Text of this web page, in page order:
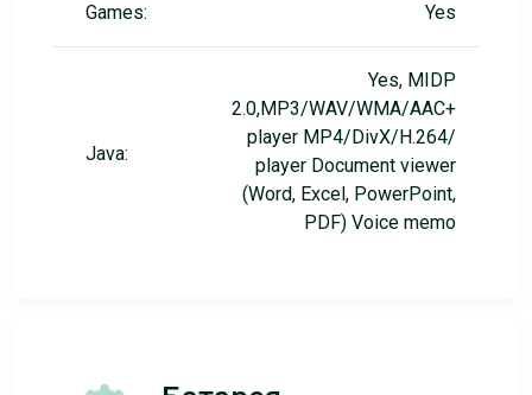
Games: Yes
Java:
Yes, MIDP
2.0,MP3/WAV/WMA/AAC+
player MP4/DivX/H.264/
player Document viewer
(Word, Excel, PowerPoint,
PDF) Voice memo